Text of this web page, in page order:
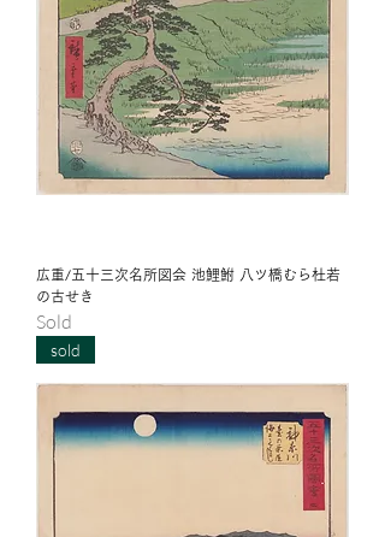
広重/五十三次名所図会 池鯉鮒 八ツ橋むら杜若
の古せき
Sold
sold